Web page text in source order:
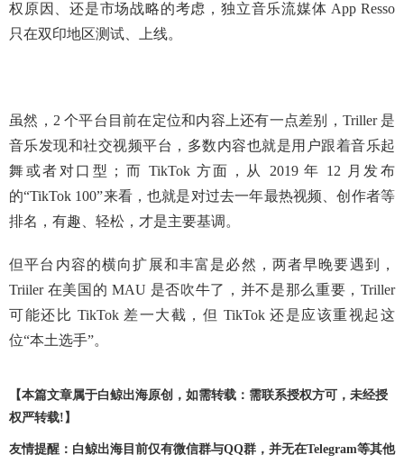
权原因、还是市场战略的考虑，独立音乐流媒体 App Resso
只在双印地区测试、上线。
虽然，2 个平台目前在定位和内容上还有一点差别，Triller 是
音乐发现和社交视频平台，多数内容也就是用户跟着音乐起
舞或者对口型；而 TikTok 方面，从 2019 年 12 月发布
的“TikTok 100”来看，也就是对过去一年最热视频、创作者等
排名，有趣、轻松，才是主要基调。
但平台内容的横向扩展和丰富是必然，两者早晚要遇到，
Triiler 在美国的 MAU 是否吹牛了，并不是那么重要，Triller
可能还比 TikTok 差一大截，但 TikTok 还是应该重视起这
位“本土选手”。
【本篇文章属于白鲸出海原创，如需转载：需联系授权方可，未经授
权严转载!】
友情提醒：白鲸出海目前仅有微信群与QQ群，并无在Telegram等其他